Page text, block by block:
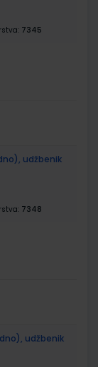
7345
udžbenik
7348
udžbenik